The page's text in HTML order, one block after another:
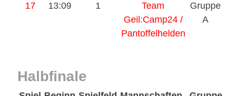
17
13:09 1
Team
Geil:Camp24 /
Pantoffelhelden
Gruppe
A
Halbfinale